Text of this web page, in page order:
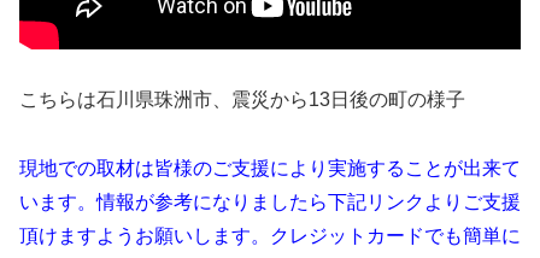
こちらは石川県珠洲市、震災から13日後の町の様子
現地での取材は皆様のご支援により実施することが出来て
います。情報が参考になりましたら下記リンクよりご支援
頂けますようお願いします。クレジットカードでも簡単に